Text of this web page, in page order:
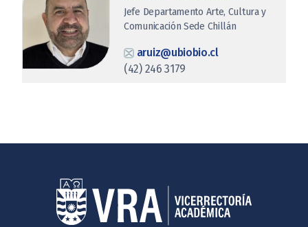
Jefe Departamento Arte, Cultura y
Comunicación Sede Chillán
aruiz@ubiobio.cl
(42) 246 3179